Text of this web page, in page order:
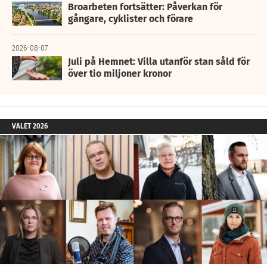
Broarbeten fortsätter: Påverkan för
gångare, cyklister och förare
2026-08-07
Juli på Hemnet: Villa utanför stan såld för
över tio miljoner kronor
VALET 2026